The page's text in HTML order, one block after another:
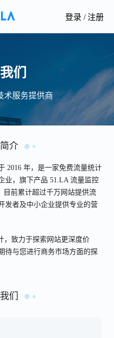
登录 /注册
们
术服务提供商
介
2016 年，是一家免费流量统计
业，旗下产品 51.LA 流量监控
目前累计超过千万网站提供流
发者及中小企业提供专业的营
，致力于探索网站更深度价
待与您进行商务市场方面的探
们